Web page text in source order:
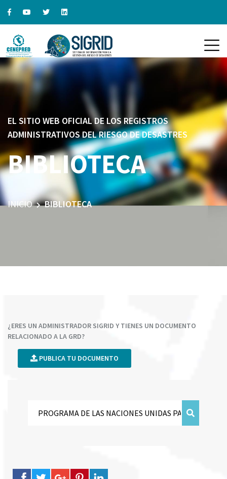
EL SITIO WEB OFICIAL DE LOS REGISTROS
ADMINISTRATIVOS DEL RIESGO DE DESASTRES
BIBLIOTECA
INICIO BIBLIOTECA
¿ERES UN ADMINISTRADOR SIGRID Y TIENES UN DOCUMENTO
RELACIONADO A LA GRD?
PUBLICA TU DOCUMENTO